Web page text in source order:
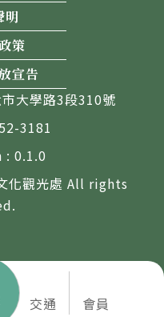
交通 會員
明
策
宣告
大學路3段310號
3181
: 0.1.0
化觀光處 All rights